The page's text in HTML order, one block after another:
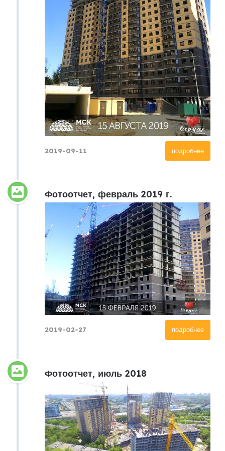
подробнее
2019-09-11
Фотоотчет, февраль 2019 г.
подробнее
2019-02-27
Фотоотчет, июль 2018